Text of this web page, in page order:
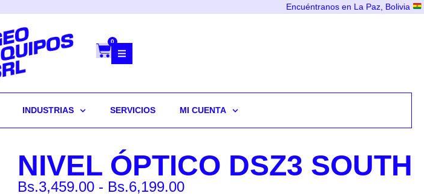
Encuéntranos en La Paz, Bolivia
0
INDUSTRIAS SERVICIOS MI CUENTA
NIVEL ÓPTICO DSZ3 SOUTH
Bs.3,459.00 - Bs.6,199.00